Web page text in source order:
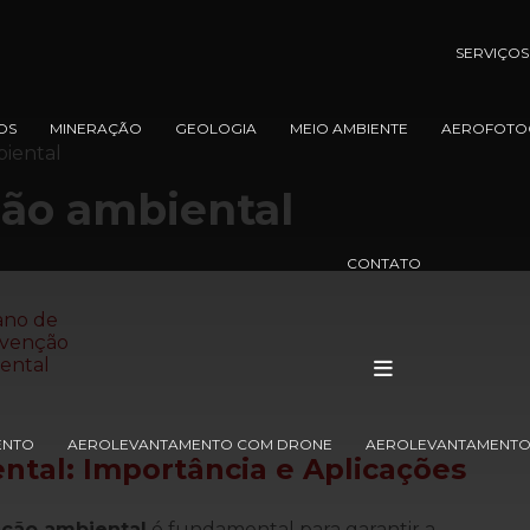
SERVIÇOS
MINERAÇÃO GEOLOGIA MEIO AMBIENTE
CONTATO
AEROLEVANTAMENTO COM DRONE
ambiental
: Importância e Aplicações